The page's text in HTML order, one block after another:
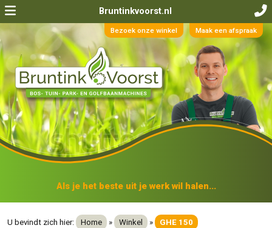
Bruntinkvoorst.nl
Bezoek onze winkel Maak een afspraak
Als je het beste uit je werk wil halen...
U bevindt zich hier: Home » Winkel » GHE 150